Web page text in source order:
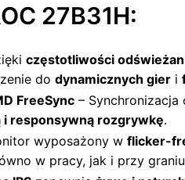
27B31H:
częstotliwości
do dynamicznych gier i
FreeSync –
i responsywną rozgrywkę.
wyposażony w flicker-
w pracy, jak i przy